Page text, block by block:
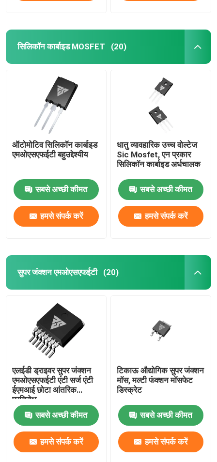
सिलिकॉन कार्बाइड MOSFET (20)
ऑटोमोटिव सिलिकॉन कार्बाइड
एमओएसएफईटी बहुउद्देश्यीय
सबसे अच्छी कीमत
हमसे संपर्क करें
धातु व्यावहारिक उच्च वोल्टेज
Sic Mosfet, एन प्रकार
सिलिकॉन कार्बाइड अर्धचालक
सबसे अच्छी कीमत
हमसे संपर्क करें
सुपर जंक्शन एमओएसएफईटी (20)
एलईडी ड्राइवर सुपर जंक्शन
एमओएसएफईटी एंटी सर्ज एंटी
ईएमआई छोटा आंतरिक
प्रतिरोध
सबसे अच्छी कीमत
हमसे संपर्क करें
टिकाऊ औद्योगिक सुपर जंक्शन
मॉस, मल्टी फंक्शन मॉसफेट
डिस्क्रेट
सबसे अच्छी कीमत
हमसे संपर्क करें